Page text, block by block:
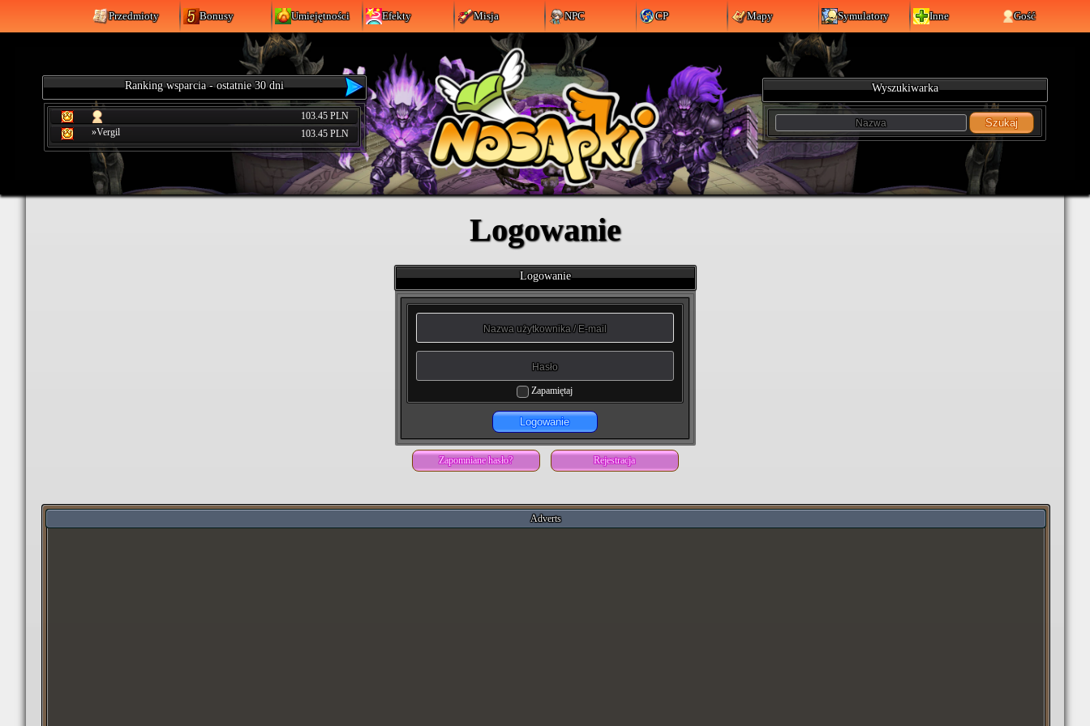
Przedmioty Bonusy Umiejętności Efekty Misja NPC CP Mapy Symulatory Inne Gość
Ranking wsparcia - ostatnie 30 dni
103.45 PLN
»Vergil
103.45 PLN
Wyszukiwarka
Szukaj
Logowanie
Logowanie
Zapamiętaj
Logowanie
Zapomniane hasło? Rejestracja
Adverts